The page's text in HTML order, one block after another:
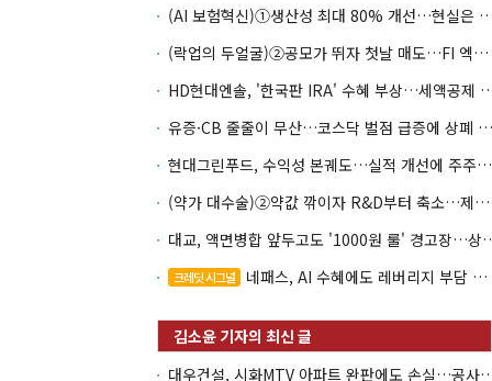
(AI 보험혁신)①생산성 최대 80%
(락업의 두얼굴)②공모가 뛰자 첫날 매도…FI 엑시트 전략 갈렸다
HD현대엔솔, '한국판 IRA' 수혜
유증·CB 줄줄이 무산…코스닥 벌점 급증에 상폐 압박
현대그린푸드, 수익성 본궤도…실적 개선에 주주환원까지
(약가 대수술)②약값 깎이자 R&D부터 축소…제약업계 비상경영 돌입
대교, 액면병합 앞두고
크레딧 시그널 네패스, AI 수혜에도 레버리지 부담 여전
대우건설, 시화MTV 아파트 완